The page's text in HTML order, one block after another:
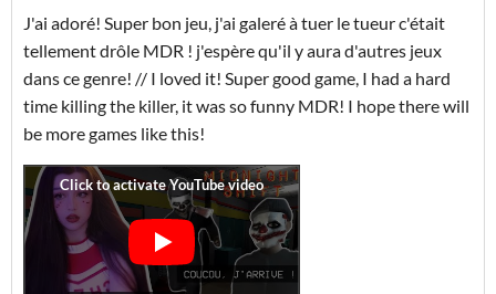
J'ai adoré! Super bon jeu, j'ai galeré à tuer le tueur c'était
tellement drôle MDR ! j'espère qu'il y aura d'autres jeux
dans ce genre! // I loved it! Super good game, I had a hard
time killing the killer, it was so funny MDR! I hope there will
be more games like this!